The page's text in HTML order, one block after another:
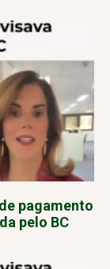
pagamento
pelo BC